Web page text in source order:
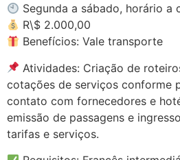
Segunda a sábado, horário a
R\$ 2.000,00
Benefícios: Vale transporte
Atividades: Criação de
cotações de serviços conforme
contato com fornecedores e
emissão de passagens e
tarifas e serviços.